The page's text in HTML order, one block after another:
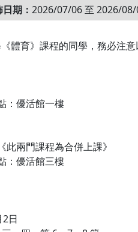
期： 2026/07/06 至 2026/
體育》課程的同學，務必注
：優活館一樓
兩門課程為合併上課》
：優活館三樓
日